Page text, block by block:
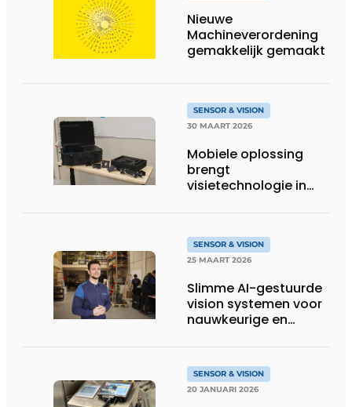
Nieuwe
Machineverordening
gemakkelijk gemaakt
SENSOR & VISION
30 MAART 2026
Mobiele oplossing
brengt
visietechnologie in
SENSOR & VISION
25 MAART 2026
Slimme AI-gestuurde
vision systemen voor
nauwkeurige en
SENSOR & VISION
20 JANUARI 2026